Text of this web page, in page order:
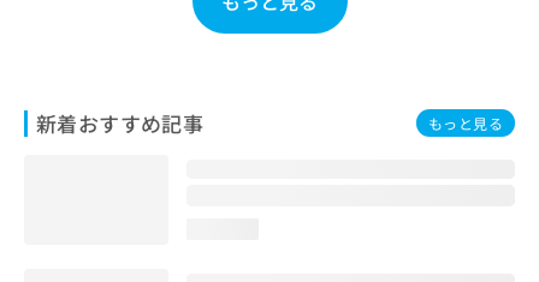
新着おすすめ記事 もっと見る
わ
せ